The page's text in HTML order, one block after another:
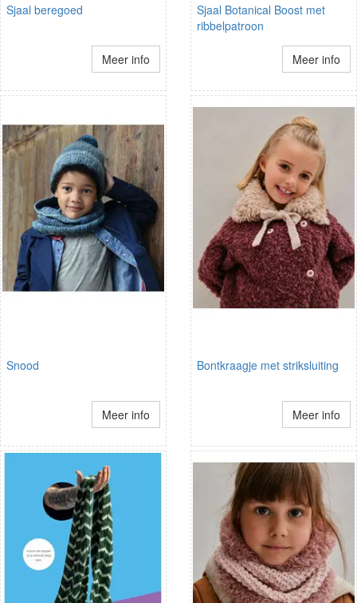
Sjaal beregoed
Meer info
Sjaal Botanical Boost met
ribbelpatroon
Meer info
Snood
Meer info
Bontkraagje met striksluiting
Meer info